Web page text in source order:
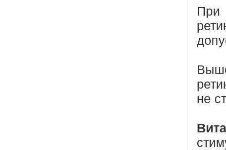
При
не